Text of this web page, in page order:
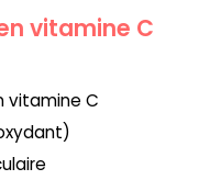
vitamine C
vitamine C